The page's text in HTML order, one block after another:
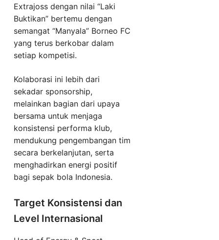
Extrajoss dengan nilai “Laki
Buktikan” bertemu dengan
semangat “Manyala” Borneo FC
yang terus berkobar dalam
setiap kompetisi.
Kolaborasi ini lebih dari
sekadar sponsorship,
melainkan bagian dari upaya
bersama untuk menjaga
konsistensi performa klub,
mendukung pengembangan tim
secara berkelanjutan, serta
menghadirkan energi positif
bagi sepak bola Indonesia.
Target Konsistensi dan
Level Internasional